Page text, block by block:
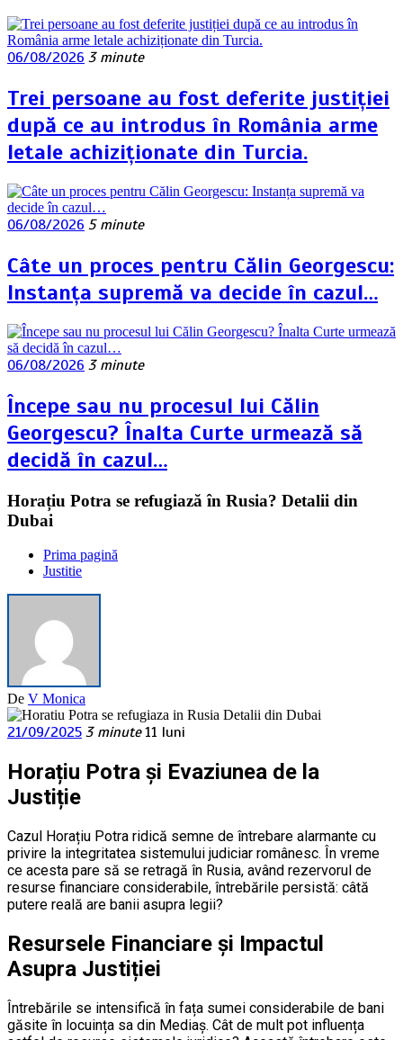
06/08/2026 3 minute
Trei persoane au fost deferite justiției
după ce au introdus în România arme
letale achiziționate din Turcia.
06/08/2026 5 minute
Câte un proces pentru Călin Georgescu:
Instanța supremă va decide în cazul…
06/08/2026 3 minute
Începe sau nu procesul lui Călin
Georgescu? Înalta Curte urmează să
decidă în cazul…
Horațiu Potra se refugiază în Rusia? Detalii din
Dubai
Prima pagină
Justitie
De V Monica
21/09/2025 3 minute 11 luni
Horațiu Potra și Evaziunea de la
Justiție
Cazul Horațiu Potra ridică semne de întrebare alarmante cu
privire la integritatea sistemului judiciar românesc. În vreme
ce acesta pare să se retragă în Rusia, având rezervorul de
resurse financiare considerabile, întrebările persistă: câtă
putere reală are banii asupra legii?
Resursele Financiare și Impactul
Asupra Justiției
Întrebările se intensifică în fața sumei considerabile de bani
găsite în locuința sa din Mediaș. Cât de mult pot influența